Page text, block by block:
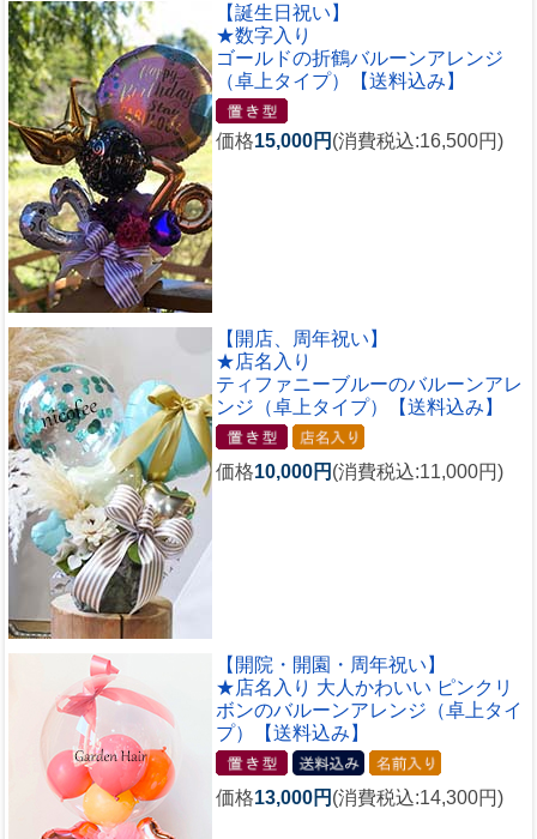
【誕生日祝い】
★数字入り
ゴールドの折鶴バルーンアレンジ
（卓上タイプ）【送料込み】
価格15,000円 (消費税込:16,500円)
【開店、周年祝い】
★店名入り
ティファニーブルーのバルーンアレ
ンジ（卓上タイプ）【送料込み】
価格10,000円 (消費税込:11,000円)
【開院・開園・周年祝い】
★店名入り 大人かわいい ピンクリ
ボンのバルーンアレンジ（卓上タイ
プ）【送料込み】
価格13,000円 (消費税込:14,300円)